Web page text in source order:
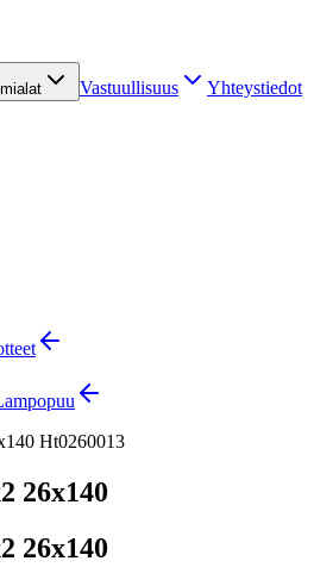
Vastuullisuus Yhteystiedot
Ht0260013
26x140
26x140